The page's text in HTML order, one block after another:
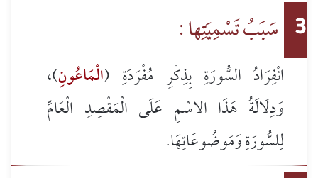
3 سَبَبُ تَسْمِيَتِها :
انْفِرَادُ السُّورَةِ بِذِكْرِ مُفْرَدَةِ (الْمَاعُونِ)،
وَدِلَالَةُ هَذَا الاسْمِ عَلَى الْمَقْصِدِ الْعَامِّ
لِلسُّورَةِ وَمَوضُوعَاتِهَا.